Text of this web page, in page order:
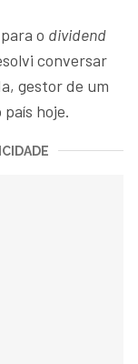
o dividend
conversar
gestor de um
hoje.